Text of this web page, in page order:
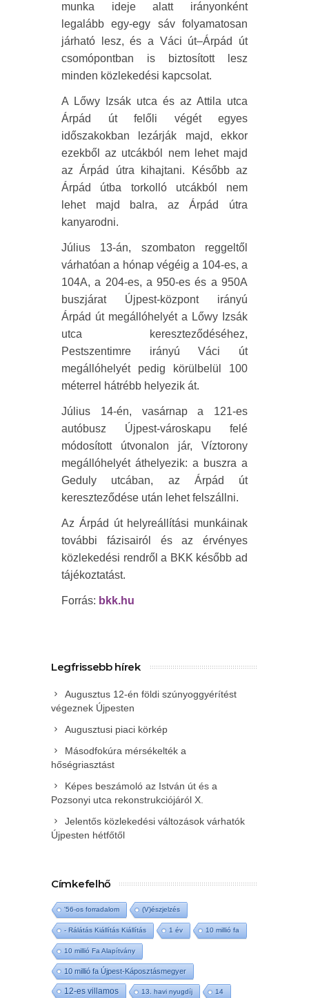
munka ideje alatt irányonként
legalább egy-egy sáv folyamatosan
járható lesz, és a Váci út–Árpád út
csomópontban is biztosított lesz
minden közlekedési kapcsolat.
A Lőwy Izsák utca és az Attila utca
Árpád út felőli végét egyes
időszakokban lezárják majd, ekkor
ezekből az utcákból nem lehet majd
az Árpád útra kihajtani. Később az
Árpád útba torkolló utcákból nem
lehet majd balra, az Árpád útra
kanyarodni.
Július 13-án, szombaton reggeltől
várhatóan a hónap végéig a 104-es, a
104A, a 204-es, a 950-es és a 950A
buszjárat Újpest-központ irányú
Árpád út megállóhelyét a Lőwy Izsák
utca kereszteződéséhez,
Pestszentimre irányú Váci út
megállóhelyét pedig körülbelül 100
méterrel hátrébb helyezik át.
Július 14-én, vasárnap a 121-es
autóbusz Újpest-városkapu felé
módosított útvonalon jár, Víztorony
megállóhelyét áthelyezik: a buszra a
Geduly utcában, az Árpád út
kereszteződése után lehet felszállni.
Az Árpád út helyreállítási munkáinak
további fázisairól és az érvényes
közlekedési rendről a BKK később ad
tájékoztatást.
Forrás: bkk.hu
Legfrissebb hírek
Augusztus 12-én földi szúnyoggyérítést
végeznek Újpesten
Augusztusi piaci körkép
Másodfokúra mérsékelték a
hőségriasztást
Képes beszámoló az István út és a
Pozsonyi utca rekonstrukciójáról X.
Jelentős közlekedési változások várhatók
Újpesten hétfőtől
Címkefelhő
'56-os forradalom (V)észjelzés
- Rálátás Kiállítás Kiállítás 1 év 10 millió fa
10 millió Fa Alapítvány
10 millió fa Újpest-Káposztásmegyer
12-es villamos 13. havi nyugdíj 14